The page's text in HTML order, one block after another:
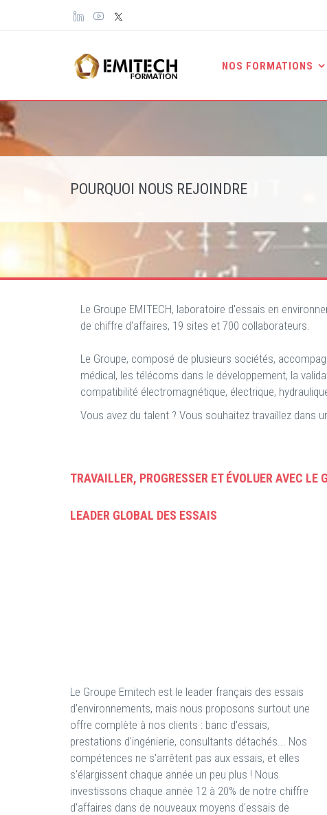
Panneau de gestion des cookies
NOS FORMATIONS
POURQUOI NOUS REJOINDRE
Le Groupe EMITECH, laboratoire d'essais en
de chiffre d'affaires, 19 sites et 700 collaborateurs.
Le Groupe, composé de plusieurs sociétés,
médical, les télécoms dans le développement, la
compatibilité électromagnétique, électrique,
Vous avez du talent ? Vous souhaitez travaillez dans
TRAVAILLER, PROGRESSER ET ÉVOLUER AVEC LE
LEADER GLOBAL DES ESSAIS
Le Groupe Emitech est le leader français des essais
d’environnements, mais nous proposons surtout une
offre complète à nos clients : banc d'essais,
prestations d'ingénierie, consultants détachés... Nos
compétences ne s'arrêtent pas aux essais, et elles
s'élargissent chaque année un peu plus ! Nous
investissons chaque année 12 à 20% de notre chiffre
d'affaires dans de nouveaux moyens d'essais de